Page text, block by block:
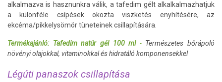
alkalmazva is hasznunkra válik, a tafedim gélt alkalkalmazhatjuk
a különféle csípések okozta viszketés enyhítésére, az
ekcéma/pikkelysömör tüneteinek csillapítására.
Termékajánló: Tafedim natúr gél 100 ml- Természetes bőrápoló
növényi olajokkal, vitaminokkal és hidratáló komponensekkel
Légúti panaszok csillapítása